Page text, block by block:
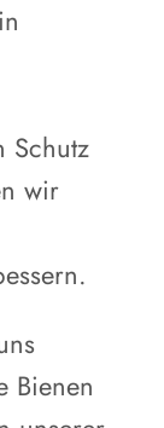
Schutz
wir
Bienen